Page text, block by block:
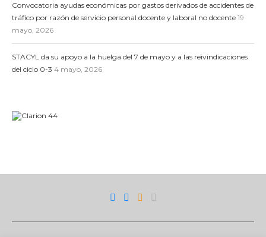
Convocatoria ayudas económicas por gastos derivados de accidentes de
tráfico por razón de servicio personal docente y laboral no docente 19
mayo, 2026
STACYL da su apoyo a la huelga del 7 de mayo y a las reivindicaciones
del ciclo 0-3 4 mayo, 2026